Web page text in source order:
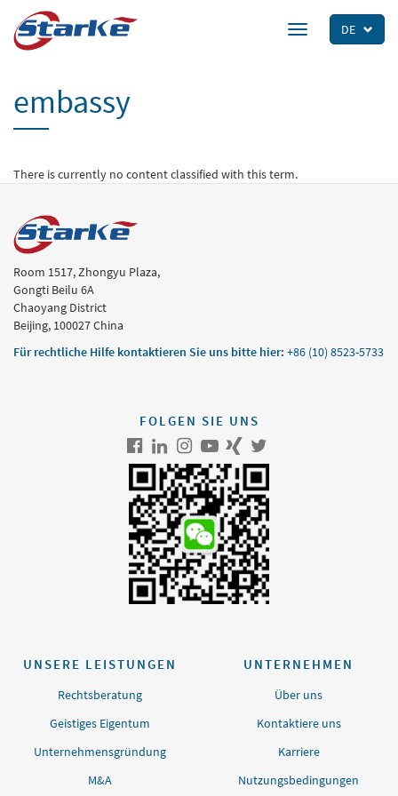
main
DE
Toggle
navigation
embassy
There is currently no content classified with this term.
Room 1517, Zhongyu Plaza,
Gongti Beilu 6A
Chaoyang District
Beijing, 100027 China
Für rechtliche Hilfe kontaktieren Sie uns bitte hier: +86 (10) 8523-5733
FOLGEN SIE UNS
UNSERE LEISTUNGEN
Rechtsberatung
Geistiges Eigentum
Unternehmensgründung
M&A
UNTERNEHMEN
Über uns
Kontaktiere uns
Karriere
Nutzungsbedingungen